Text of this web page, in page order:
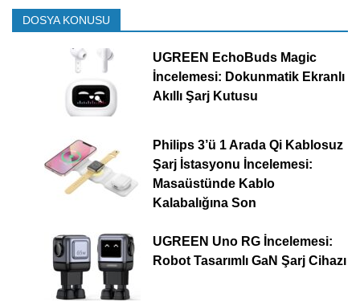
DOSYA KONUSU
UGREEN EchoBuds Magic
İncelemesi: Dokunmatik Ekranlı
Akıllı Şarj Kutusu
Philips 3’ü 1 Arada Qi Kablosuz
Şarj İstasyonu İncelemesi:
Masaüstünde Kablo
Kalabalığına Son
UGREEN Uno RG İncelemesi:
Robot Tasarımlı GaN Şarj Cihazı